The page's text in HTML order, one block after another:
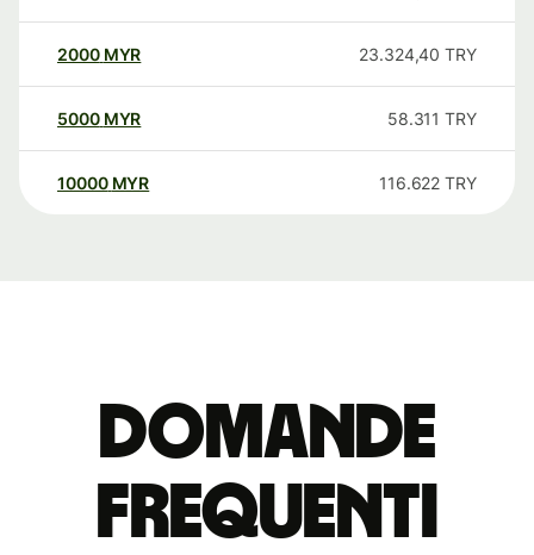
2000 MYR 23.324,40 TRY
5000 MYR 58.311 TRY
10000 MYR 116.622 TRY
Domande
Frequenti